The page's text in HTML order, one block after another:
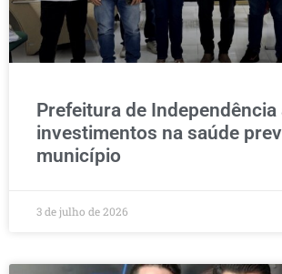
Prefeitura de Independência
investimentos na saúde
município
3 de julho de 2026